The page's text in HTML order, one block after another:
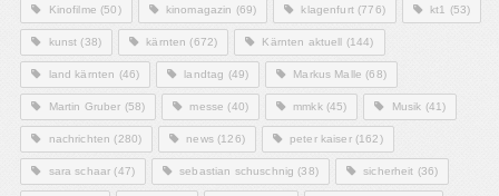
Kinofilme (50) kinomagazin (69) klagenfurt(776) kt1 (53)
kunst (38) kärnten (672) Kärnten aktuell (144)
land kärnten (46) landtag (49) Markus Malle (68)
Martin Gruber (58) messe (40) mmkk(45) Musik (41)
nachrichten (280) news(126) peter kaiser(162)
sara schaar (47) sebastian schuschnig (38) sicherheit (36)